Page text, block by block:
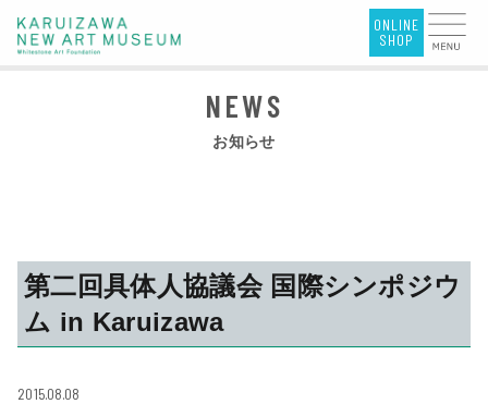
お知らせ
第二回具体人協議会 国際シンポジウ
ム in Karuizawa
2015.08.08